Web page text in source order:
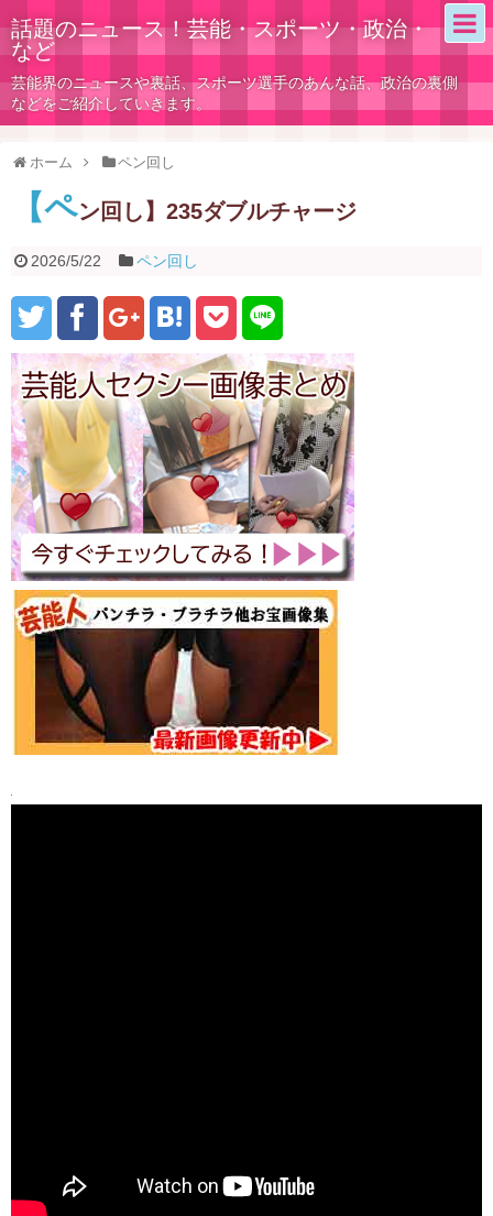
話題のニュース！芸能・スポーツ・政治・
など
芸能界のニュースや裏話、スポーツ選手のあんな話、政治の裏側
などをご紹介していきます。
ホーム ペン回し
【ペン回し】235ダブルチャージ
2026/5/22 ペン回し